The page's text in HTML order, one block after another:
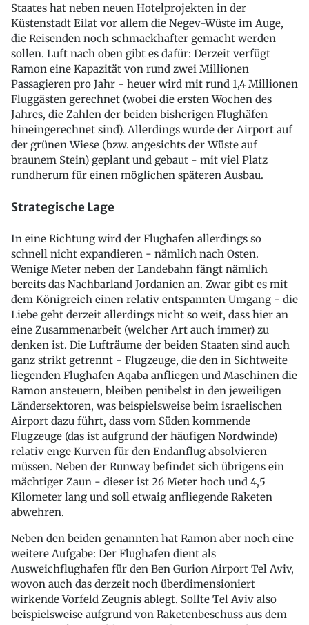
Staates hat neben neuen Hotelprojekten in der
Küstenstadt Eilat vor allem die Negev-Wüste im Auge,
die Reisenden noch schmackhafter gemacht werden
sollen. Luft nach oben gibt es dafür: Derzeit verfügt
Ramon eine Kapazität von rund zwei Millionen
Passagieren pro Jahr - heuer wird mit rund 1,4 Millionen
Fluggästen gerechnet (wobei die ersten Wochen des
Jahres, die Zahlen der beiden bisherigen Flughäfen
hineingerechnet sind). Allerdings wurde der Airport auf
der grünen Wiese (bzw. angesichts der Wüste auf
braunem Stein) geplant und gebaut - mit viel Platz
rundherum für einen möglichen späteren Ausbau.
Strategische Lage
In eine Richtung wird der Flughafen allerdings so
schnell nicht expandieren - nämlich nach Osten.
Wenige Meter neben der Landebahn fängt nämlich
bereits das Nachbarland Jordanien an. Zwar gibt es mit
dem Königreich einen relativ entspannten Umgang - die
Liebe geht derzeit allerdings nicht so weit, dass hier an
eine Zusammenarbeit (welcher Art auch immer) zu
denken ist. Die Lufträume der beiden Staaten sind auch
ganz strikt getrennt - Flugzeuge, die den in Sichtweite
liegenden Flughafen Aqaba anfliegen und Maschinen die
Ramon ansteuern, bleiben penibelst in den jeweiligen
Ländersektoren, was beispielsweise beim israelischen
Airport dazu führt, dass vom Süden kommende
Flugzeuge (das ist aufgrund der häufigen Nordwinde)
relativ enge Kurven für den Endanflug absolvieren
müssen. Neben der Runway befindet sich übrigens ein
mächtiger Zaun - dieser ist 26 Meter hoch und 4,5
Kilometer lang und soll etwaig anfliegende Raketen
abwehren.
Neben den beiden genannten hat Ramon aber noch eine
weitere Aufgabe: Der Flughafen dient als
Ausweichflughafen für den Ben Gurion Airport Tel Aviv,
wovon auch das derzeit noch überdimensioniert
wirkende Vorfeld Zeugnis ablegt. Sollte Tel Aviv also
beispielsweise aufgrund von Raketenbeschuss aus dem